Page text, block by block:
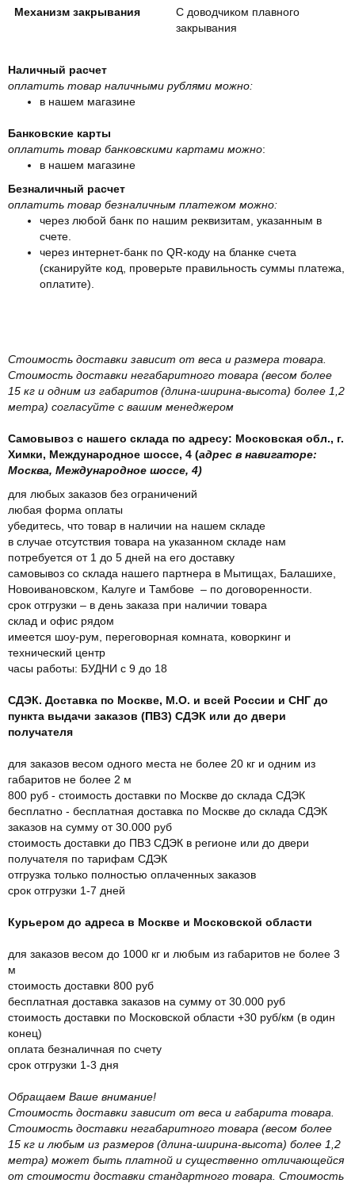
Механизм закрывания
С доводчиком плавного
закрывания
Наличный расчет
оплатить товар наличными рублями можно:
в нашем магазине
Банковские карты
оплатить товар банковскими картами можно:
в нашем магазине
Безналичный расчет
оплатить товар безналичным платежом можно:
через любой банк по нашим реквизитам, указанным в
счете.
через интернет-банк по QR-коду на бланке счета
(сканируйте код, проверьте правильность суммы платежа,
оплатите).
Стоимость доставки зависит от веса и размера товара.
Стоимость доставки негабаритного товара (весом более
15 кг и одним из габаритов (длина-ширина-высота) более 1,2
метра) согласуйте с вашим менеджером
Самовывоз с нашего склада по адресу: Московская обл., г.
Химки, Международное шоссе, 4 (адрес в навигаторе:
Москва, Международное шоссе, 4)
для любых заказов без ограничений
любая форма оплаты
убедитесь, что товар в наличии на нашем складе
в случае отсутствия товара на указанном складе нам
потребуется от 1 до 5 дней на его доставку
самовывоз со склада нашего партнера в Мытищах, Балашихе,
Новоивановском, Калуге и Тамбове – по договоренности.
срок отгрузки – в день заказа при наличии товара
склад и офис рядом
имеется шоу-рум, переговорная комната, коворкинг и
технический центр
часы работы: БУДНИ с 9 до 18
СДЭК. Доставка по Москве, М.О. и всей России и СНГ до
пункта выдачи заказов (ПВЗ) СДЭК или до двери
получателя
для заказов весом одного места не более 20 кг и одним из
габаритов не более 2 м
800 руб - стоимость доставки по Москве до склада СДЭК
бесплатно - бесплатная доставка по Москве до склада СДЭК
заказов на сумму от 30.000 руб
стоимость доставки до ПВЗ СДЭК в регионе или до двери
получателя по тарифам СДЭК
отгрузка только полностью оплаченных заказов
срок отгрузки 1-7 дней
Курьером до адреса в Москве и Московской области
для заказов весом до 1000 кг и любым из габаритов не более 3
м
стоимость доставки 800 руб
бесплатная доставка заказов на сумму от 30.000 руб
стоимость доставки по Московской области +30 руб/км (в один
конец)
оплата безналичная по счету
срок отгрузки 1-3 дня
Обращаем Ваше внимание!
Стоимость доставки зависит от веса и габарита товара.
Стоимость доставки негабаритного товара (весом более
15 кг и любым из размеров (длина-ширина-высота) более 1,2
метра) может быть платной и существенно отличающейся
от стоимости доставки стандартного товара. Стоимость